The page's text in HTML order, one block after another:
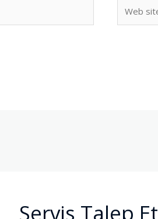
sitesi
Servis Talep Et